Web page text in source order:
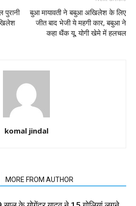
बुआ मायावती ने बबुआ अखिलेश के लिए
जीत बाद भेजी ये महगी कार, बबुआ ने
कहा थैंक यू, योगी खेमे में हलचल
komal jindal
MORE FROM AUTHOR